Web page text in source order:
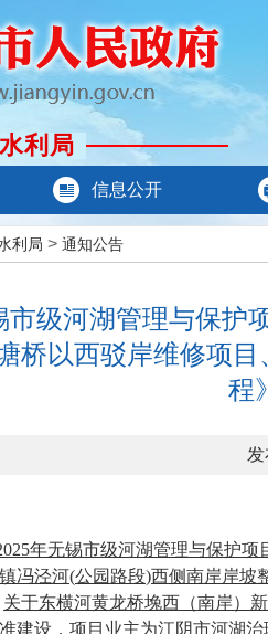
利局
信息公开
利局 > 通知公告
市级河湖管理与保护
桥以西驳岸维修项
程
年无锡市级河湖管理与保护项
冯泾河(公园路段)西侧南岸岸坡
关于东横河黄龙桥堍西（南岸）
建设，项目业主为江阴市河湖